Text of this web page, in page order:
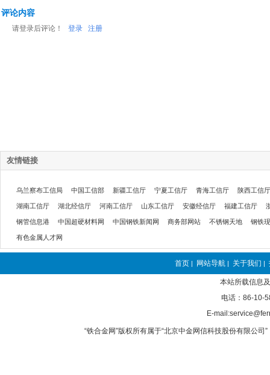
评论内容
请登录后评论！ 登录 注册
友情链接
乌兰察布工信局 中国工信部 新疆工信厅 宁夏工信厅 青海工信厅 陕西工信厅
湖南工信厅 湖北经信厅 河南工信厅 山东工信厅 安徽经信厅 福建工信厅
钢管信息港 中国超硬材料网 中国钢铁新闻网 商务部网站 不锈钢天地 钢铁
有色金属人才网
首页 | 网站导航 | 关于我们 |
本站所载信息
电话：86-10-
E-
“铁合金网”版权所有属于“北京中金网信科技股份有限公司